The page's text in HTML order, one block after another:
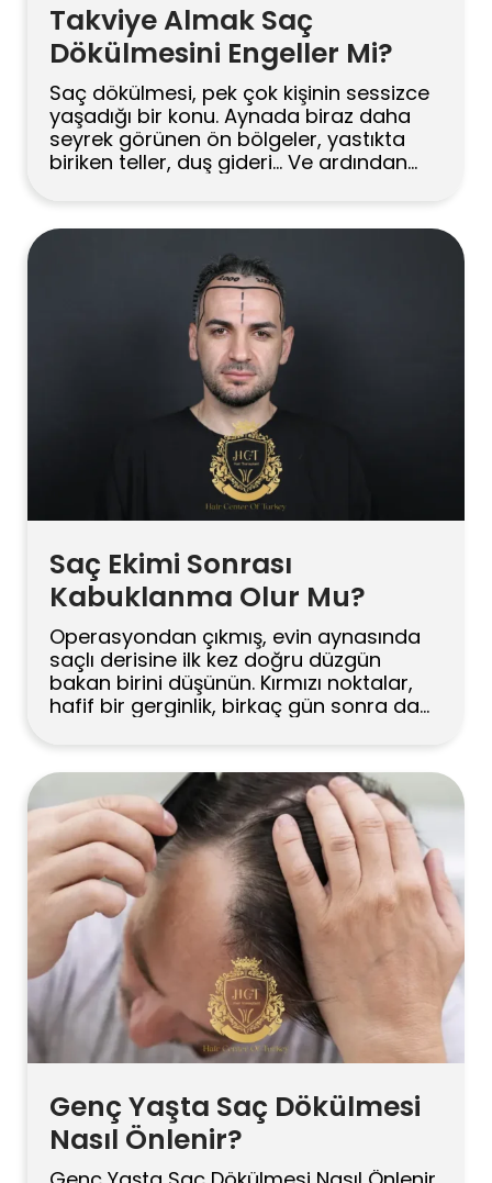
Takviye Almak Saç
Dökülmesini Engeller Mi?
Saç dökülmesi, pek çok kişinin sessizce
yaşadığı bir konu. Aynada biraz daha
seyrek görünen ön bölgeler, yastıkta
biriken teller, duş gideri… Ve ardından
alsam çözülür mü?” Takviyelerin saç
dökülmesindeki gerçek rolünü, ne
zaman işe yaradığını, ne zaman yetersiz
kaldığını sakin bir dille ele alalım. Saç
Dökülmesinin Altındaki Gerçek […]
Saç Ekimi Sonrası
Kabuklanma Olur Mu?
Operasyondan çıkmış, evin aynasında
saçlı derisine ilk kez doğru düzgün
bakan birini düşünün. Kırmızı noktalar,
hafif bir gerginlik, birkaç gün sonra da
tedirginlik oluyor. Oysa bu tablo,
iyileşmenin sessiz ama son derece
olağan bir parçası. Peki bu kabuklar tam
olarak nereden geliyor, ne kadar kalıyor
ve hangi noktada durup […]
Genç Yaşta Saç Dökülmesi
Nasıl Önlenir?